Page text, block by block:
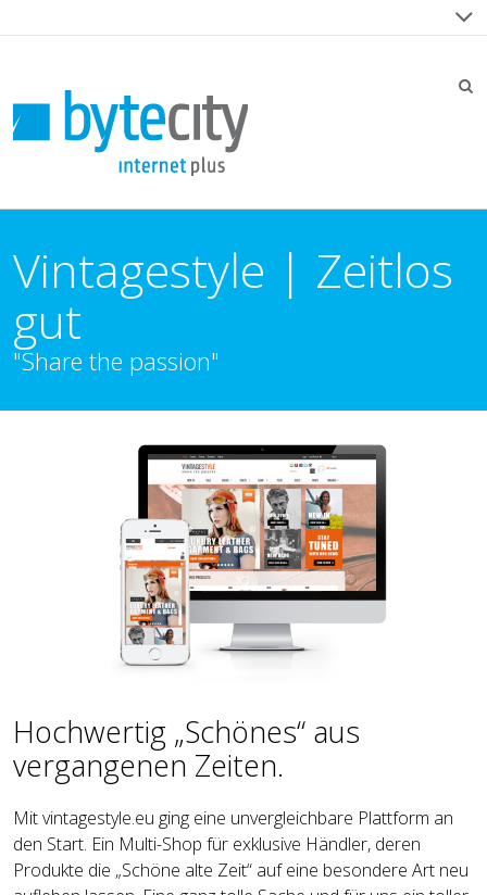
Vintagestyle | Zeitlos
gut
"Share the passion"
Hochwertig „Schönes“ aus
vergangenen Zeiten.
Mit vintagestyle.eu ging eine unvergleichbare Plattform an
den Start. Ein Multi-Shop für exklusive Händler, deren
Produkte die „Schöne alte Zeit“ auf eine besondere Art neu